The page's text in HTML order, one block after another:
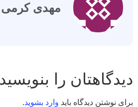
مهدی کرمی
دیدگاهتان را بنویسید
برای نوشتن دیدگاه باید وارد بشوید.